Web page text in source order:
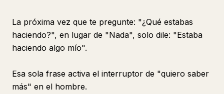
La próxima vez que te pregunte: "¿Qué estabas
haciendo?", en lugar de "Nada", solo dile: "Estaba
haciendo algo mío".
Esa sola frase activa el interruptor de "quiero saber
más" en el hombre.